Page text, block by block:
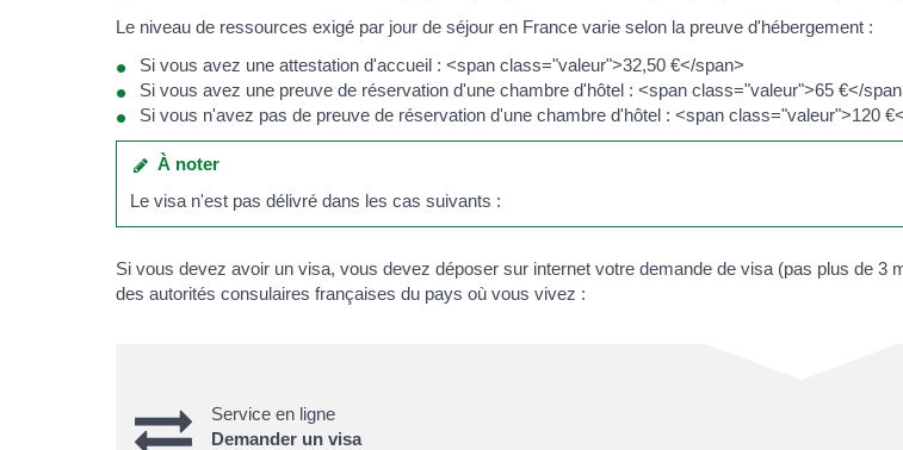
Le niveau de ressources exigé par jour de séjour en France varie selon la preuve d'hébergement :
Si vous avez une attestation d'accueil : <span class="valeur">32,50 €</span>
Si vous avez une preuve de réservation d'une chambre d'hôtel : <span class="valeur">65 €</
Si vous n'avez pas de preuve de réservation d'une chambre d'hôtel : <span class="valeur">120
À noter
Le visa n'est pas délivré dans les cas suivants :
Si vous devez avoir un visa, vous devez déposer sur internet votre demande de visa (pas plus de
des autorités consulaires françaises du pays où vous vivez :
Service en ligne
Demander un visa